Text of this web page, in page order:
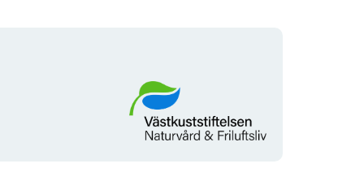
Organisationens
logotyp